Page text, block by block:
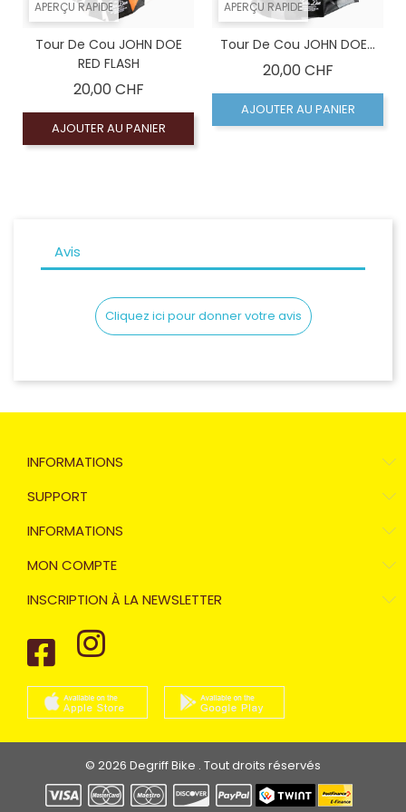
APERÇU RAPIDE
Tour De Cou JOHN DOE
RED FLASH
20,00 CHFPrix
AJOUTER AU PANIER
APERÇU RAPIDE
Tour De Cou JOHN DOE...
20,00 CHFPrix
AJOUTER AU PANIER
Avis
Cliquez ici pour donner votre avis
INFORMATIONS
SUPPORT
INFORMATIONS
MON COMPTE
INSCRIPTION À LA NEWSLETTER
© 2026 Degriff Bike . Tout droits réservés